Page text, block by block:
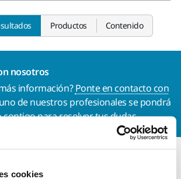
cookies
Productos Contenido
nosotros
información?Ponte en contacto con
de nuestros profesionales se pondrá
contigo para resolver tus dudas.